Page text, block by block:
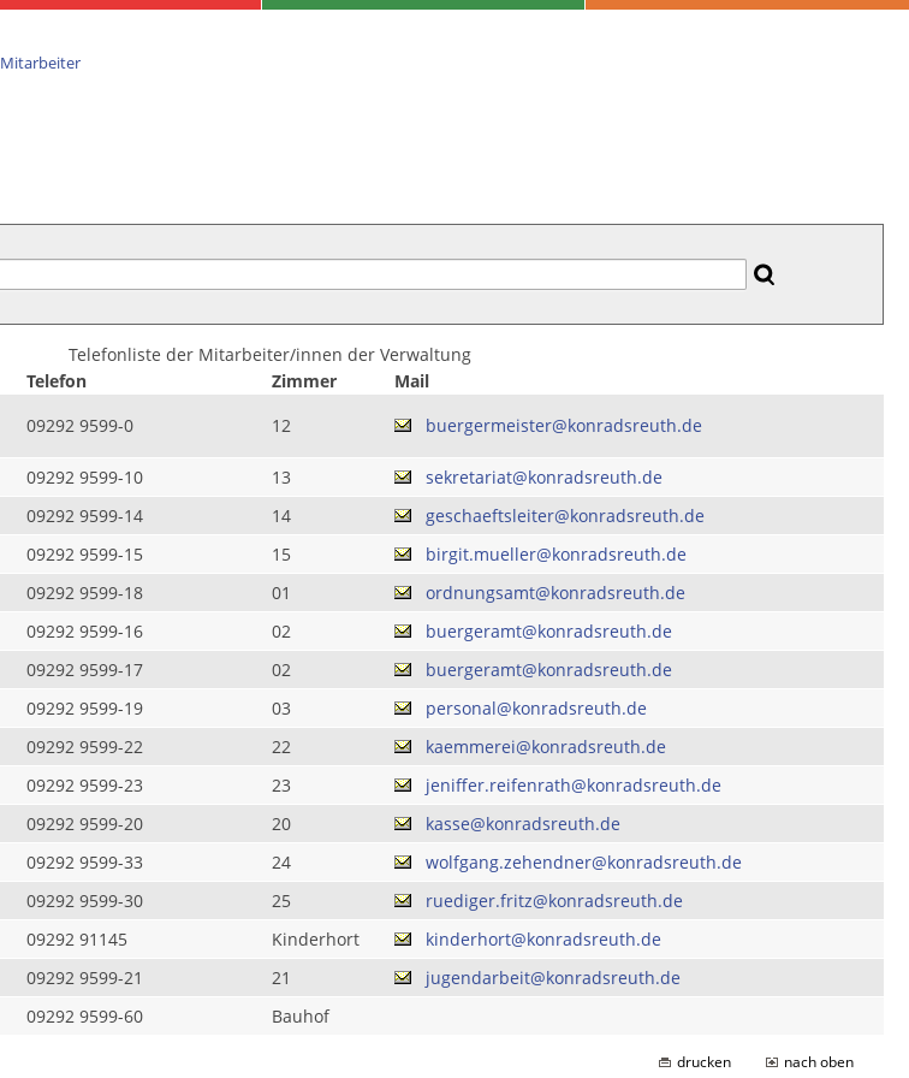
Mitarbeiter
Telefonliste der Mitarbeiter/innen der Verwaltung
Telefon Zimmer
Mail
09292 9599-0 12 buergermeister@konradsreuth.de
09292 9599-10 13
sekretariat@konradsreuth.de
09292 9599-14 14
geschaeftsleiter@konradsreuth.de
09292 9599-15 15
birgit.mueller@konradsreuth.de
09292 9599-18 01
ordnungsamt@konradsreuth.de
09292 9599-16 02
buergeramt@konradsreuth.de
09292 9599-17 02
buergeramt@konradsreuth.de
09292 9599-19 03
personal@konradsreuth.de
09292 9599-22 22
kaemmerei@konradsreuth.de
09292 9599-23 23
jeniffer.reifenrath@konradsreuth.de
09292 9599-20 20
kasse@konradsreuth.de
09292 9599-33 24
wolfgang.zehendner@konradsreuth.de
09292 9599-30 25
ruediger.fritz@konradsreuth.de
09292 91145 Kinderhort
kinderhort@konradsreuth.de
09292 9599-21 21
jugendarbeit@konradsreuth.de
09292 9599-60 Bauhof
drucken nach oben